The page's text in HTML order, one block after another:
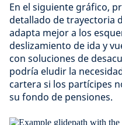
En el siguiente gráfico,
detallado de trayectoria
adapta mejor a los
deslizamiento de ida y
con soluciones de
podría eludir la
cartera si los partícipes
su fondo de pensiones.